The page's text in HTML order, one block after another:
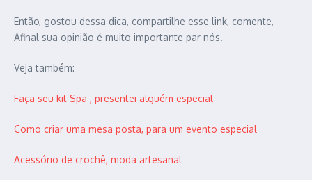
Então, gostou dessa dica, compartilhe esse link, comente,
Afinal sua opinião é muito importante par nós.
Veja também:
Faça seu kit Spa , presentei alguém especial
Como criar uma mesa posta, para um evento especial
Acessório de crochê, moda artesanal